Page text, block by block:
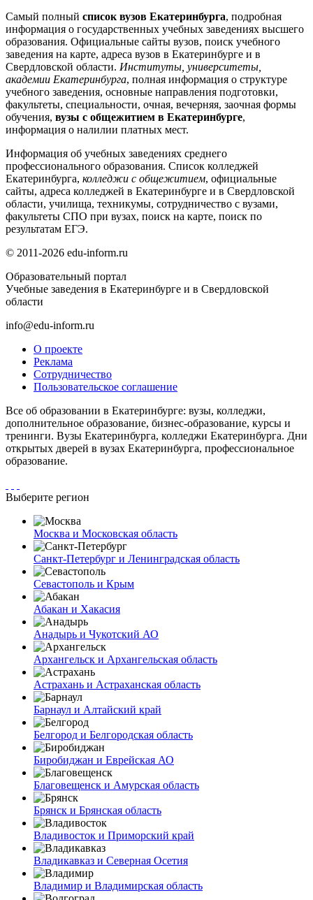
Самый полный список вузов Екатеринбурга, подробная
информация о государственных учебных заведениях высшего
образования. Официальные сайты вузов, поиск учебного
заведения на карте, адреса вузов в Екатеринбурге и в
Свердловской области. Институты, университеты,
академии Екатеринбурга, полная информация о структуре
учебного заведения, основные направления подготовки,
факультеты, специальности, очная, вечерняя, заочная формы
обучения, вузы с общежитием в Екатеринбурге,
информация о налилии платных мест.
Информация об учебных заведениях среднего
профессионального образования. Список колледжей
Екатеринбурга, колледжи с общежитием, официальные
сайты, адреса колледжей в Екатеринбурге и в Свердловской
области, училища, техникумы, сотрудничество с вузами,
факультеты СПО при вузах, поиск на карте, поиск по
результатам ЕГЭ.
© 2011-2026 edu-inform.ru
Образовательный портал
Учебные заведения в Екатеринбурге и в Свердловской
области
info@edu-inform.ru
О проекте
Реклама
Сотрудничество
Пользовательское соглашение
Все об образовании в Екатеринбурге: вузы, колледжи,
дополнительное образование, бизнес-образование, курсы и
тренинги. Вузы Екатеринбурга, колледжи Екатеринбурга. Дни
открытых дверей в вузах Екатеринбурга, профессиональное
образование.
Выберите регион
Москва и Московская область
Санкт-Петербург и Ленинградская область
Севастополь и Крым
Абакан и Хакасия
Анадырь и Чукотский АО
Архангельск и Архангельская область
Астрахань и Астраханская область
Барнаул и Алтайский край
Белгород и Белгородская область
Биробиджан и Еврейская АО
Благовещенск и Амурская область
Брянск и Брянская область
Владивосток и Приморский край
Владикавказ и Северная Осетия
Владимир и Владимирская область